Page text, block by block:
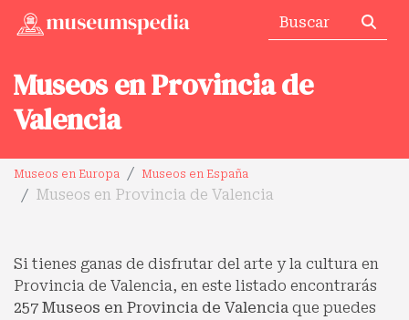
Museos en Provincia de
Valencia
Museos en Europa Museos en España
Museos en Provincia de Valencia
Si tienes ganas de disfrutar del arte y la cultura en
Provincia de Valencia, en este listado encontrarás
257 Museos en Provincia de Valencia que puedes